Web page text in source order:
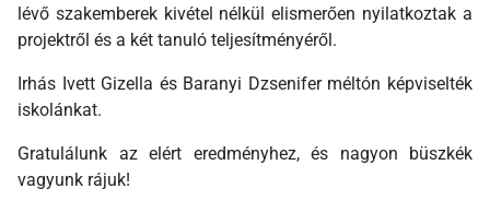
lévő szakemberek kivétel nélkül elismerően nyilatkoztak a
projektről és a két tanuló teljesítményéről.
Irhás Ivett Gizella és Baranyi Dzsenifer méltón képviselték
iskolánkat.
Gratulálunk az elért eredményhez, és nagyon büszkék
vagyunk rájuk!